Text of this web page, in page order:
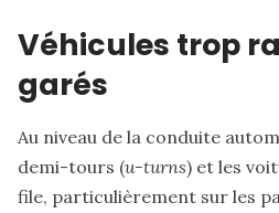
Véhicules trop
garés
Au niveau de la conduite
demi-tours (u-turns) et les
file, particulièrement sur les